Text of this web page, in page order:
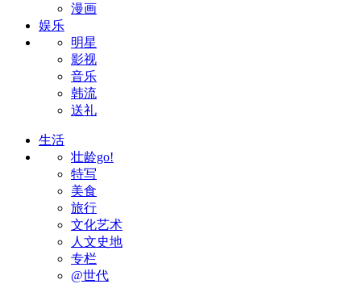
漫画
娱乐
明星
影视
音乐
韩流
送礼
生活
壮龄go!
特写
美食
旅行
文化艺术
人文史地
专栏
@世代